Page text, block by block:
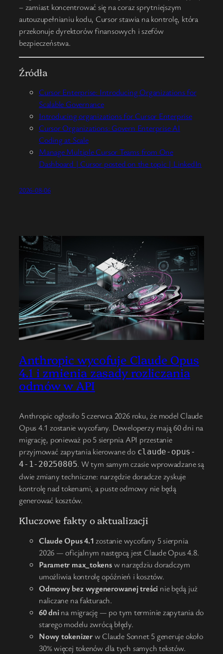
– zamiast koncentrować się na coraz sprytniejszym
autouzupełnianiu kodu, Cursor stawia na kontrolę, która
przekonuje dyrektorów finansowych i szefów
bezpieczeństwa.
Źródła
Cursor Enterprise: Introducing Organizations for
Scalable Governance
Introducing organizations for Cursor Enterprise
Cursor Organizations: Govern Enterprise AI
Coding at Scale
Manage Multiple Cursor Teams from One
Dashboard | Cursor posted on the topic | LinkedIn
2026-08-06
Anthropic wycofuje Claude Opus
4.1 i zmienia zasady rozliczania
odmów w API
Anthropic ogłosiło 5 czerwca 2026 roku, że model Claude
Opus 4.1 zostanie wycofany. Deweloperzy mają 60 dni na
migrację, ponieważ po 5 sierpnia API przestanie
przyjmować zapytania kierowane do claude-opus-
4-1-20250805. W tym samym czasie wprowadzane są
dwie zmiany techniczne: narzędzie doradcze zyskuje
kontrolę nad tokenami, a puste odmowy nie będą
generować kosztów.
Kluczowe fakty o aktualizacji
Claude Opus 4.1 zostanie wycofany 5 sierpnia
2026 — oficjalnym następcą jest Claude Opus 4.8.
Parametr max_tokensw narzędziu doradczym
umożliwia kontrolę opóźnień i kosztów.
Odmowy bez wygenerowanej treści nie będą już
naliczane na fakturach.
60 dnina migrację — po tym terminie zapytania do
starego modelu zwrócą błędy.
Nowy tokenizerw Claude Sonnet 5 generuje około
30% więcej tokenów dla tych samych tekstów.